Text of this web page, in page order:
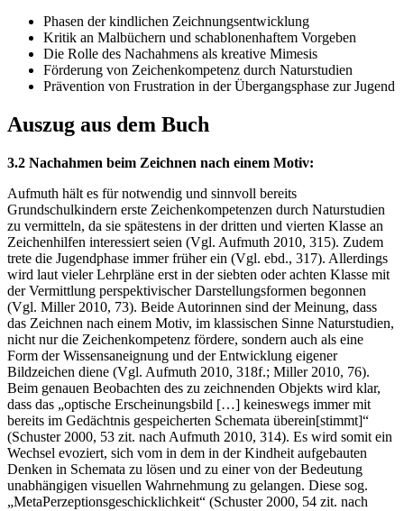
Phasen der kindlichen Zeichnungsentwicklung
Kritik an Malbüchern und schablonenhaftem Vorgeben
Die Rolle des Nachahmens als kreative Mimesis
Förderung von Zeichenkompetenz durch Naturstudien
Prävention von Frustration in der Übergangsphase zur Jugend
Auszug aus dem Buch
3.2 Nachahmen beim Zeichnen nach einem Motiv:
Aufmuth hält es für notwendig und sinnvoll bereits
Grundschulkindern erste Zeichenkompetenzen durch Naturstudien
zu vermitteln, da sie spätestens in der dritten und vierten Klasse an
Zeichenhilfen interessiert seien (Vgl. Aufmuth 2010, 315). Zudem
trete die Jugendphase immer früher ein (Vgl. ebd., 317). Allerdings
wird laut vieler Lehrpläne erst in der siebten oder achten Klasse mit
der Vermittlung perspektivischer Darstellungsformen begonnen
(Vgl. Miller 2010, 73). Beide Autorinnen sind der Meinung, dass
das Zeichnen nach einem Motiv, im klassischen Sinne Naturstudien,
nicht nur die Zeichenkompetenz fördere, sondern auch als eine
Form der Wissensaneignung und der Entwicklung eigener
Bildzeichen diene (Vgl. Aufmuth 2010, 318f.; Miller 2010, 76).
Beim genauen Beobachten des zu zeichnenden Objekts wird klar,
dass das „optische Erscheinungsbild […] keineswegs immer mit
bereits im Gedächtnis gespeicherten Schemata überein[stimmt]“
(Schuster 2000, 53 zit. nach Aufmuth 2010, 314). Es wird somit ein
Wechsel evoziert, sich vom in dem in der Kindheit aufgebauten
Denken in Schemata zu lösen und zu einer von der Bedeutung
unabhängigen visuellen Wahrnehmung zu gelangen. Diese sog.
„MetaPerzeptionsgeschicklichkeit“ (Schuster 2000, 54 zit. nach